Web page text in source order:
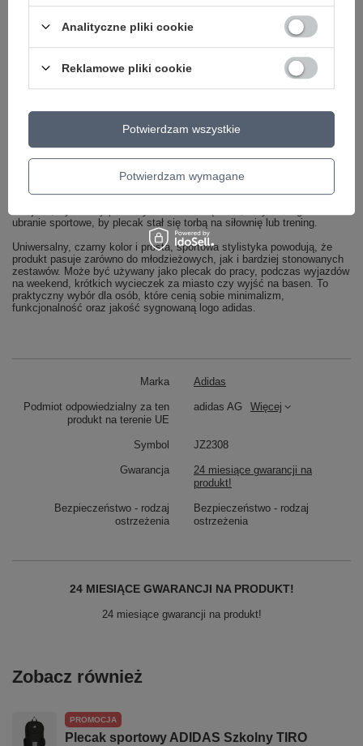
zwłaszcza w zatłoczonych szatniach, na siłowni czy w szkole, gdzie
często brakuje miejsca na uporządkowanie rzeczy.
Dzięki bocznym paskom kompresyjnym możesz regulować objętość,
aby uzyskać idealne dopasowanie. Kultowy branding adidas nadaje
całości dodatkowego stylu.
uniwersalny wybór dla ucznia, studenta i
Dzięki połączeniu pojemnej komory, praktycznych kieszeni oraz
wygodnych szelek, ten model plecaka adidas świetnie sprawdza się w
wielu sytuacjach. W czasie roku szkolnego z łatwością zmieścisz w
nim podręczniki, zeszyty, piórnik, śniadaniówkę oraz strój na WF. Po
ubranie sportowe, by plecak stał się torbą na siłownię lub trening.
Uniwersalny, czarny kolor i prosta, sportowa stylistyka powodują, że
produkt pasuje zarówno do młodzieżowych, jak i bardziej stonowanych
zestawów. Może być używany jako plecak do pracy, podczas wyjazdów
na weekend, krótkich wycieczek za miasto czy wyjść na basen. To
praktyczny wybór dla osób, które cenią sobie minimalizm,
funkcjonalność oraz jakość sygnowaną logo adidas.
Marka Adidas
Podmiot odpowiedzialny za ten
produkt na terenie UE
adidas AG Więcej
Symbol JZ2308
Gwarancja
24 miesiące gwarancji na
produkt!
Bezpieczeństwo - rodzaj
ostrzeżenia
Bezpieczeństwo - rodzaj
ostrzeżenia
24 MIESIĄCE GWARANCJI NA PRODUKT!
24 miesiące gwarancji na produkt!
Zobacz również
PROMOCJA
Plecak sportowy ADIDAS Szkolny TIRO
Analityczne pliki cookie
Reklamowe pliki cookie
Potwierdzam wymagane
Potwierdzam wszystkie